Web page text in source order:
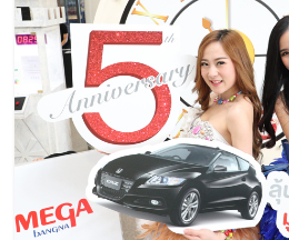
แห่ง
ประเทศไทย,
รวม